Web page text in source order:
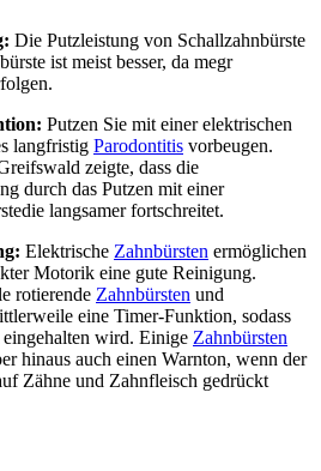
Die Putzleistung von Schallzahnbürste
ist meist besser, da megr
Putzen Sie mit einer elektrischen
langfristig Parodontitis vorbeugen.
zeigte, dass die
durch das Putzen mit einer
langsamer fortschreitet.
Elektrische Zahnbürsten ermöglichen
Motorik eine gute Reinigung.
rotierende Zahnbürsten und
eine Timer-Funktion, sodass
wird. Einige Zahnbürsten
hinaus auch einen Warnton, wenn der
Zähne und Zahnfleisch gedrückt